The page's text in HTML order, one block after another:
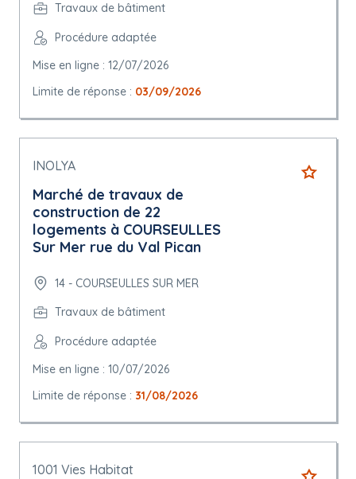
Travaux de bâtiment
Procédure adaptée
Mise en ligne : 12/07/2026
Limite de réponse : 03/09/2026
INOLYA
Marché de travaux de
construction de 22
logements à COURSEULLES
Sur Mer rue du Val Pican
14 - COURSEULLES SUR MER
Travaux de bâtiment
Procédure adaptée
Mise en ligne : 10/07/2026
Limite de réponse : 31/08/2026
1001 Vies Habitat